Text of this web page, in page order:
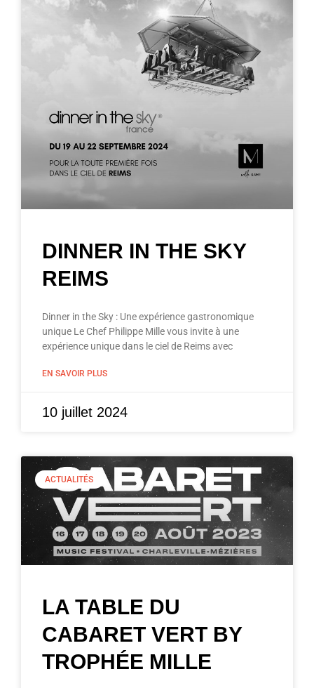
DINNER IN THE SKY
REIMS
Dinner in the Sky : Une expérience gastronomique
unique Le Chef Philippe Mille vous invite à une
expérience unique dans le ciel de Reims avec
EN SAVOIR PLUS
10 juillet 2024
ACTUALITÉS
LA TABLE DU
CABARET VERT BY
TROPHÉE MILLE